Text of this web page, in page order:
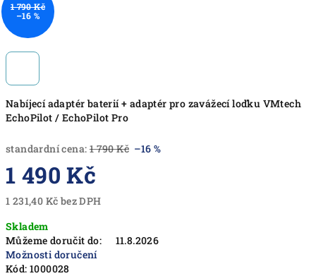
Nabíjecí adaptér baterií + adaptér pro zavážecí loďku VMtech
EchoPilot / EchoPilot Pro
standardní cena: 1 790 Kč –16 %
1 490 Kč
1 231,40 Kč bez DPH
cena:
Skladem
Můžeme doručit do:
11.8.2026
Možnosti doručení
Kód: 1000028
1 790 Kč
–16 %